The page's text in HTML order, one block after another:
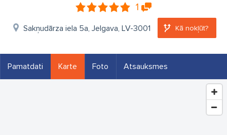
1
Sakņudārza iela 5a, Jelgava, LV-3001 Kā nokļūt?
Pamatdati Karte Foto Atsauksmes